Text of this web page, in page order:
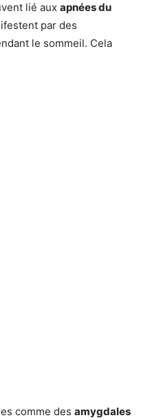
lié aux apnées du
par des
le sommeil. Cela
comme des amygdales